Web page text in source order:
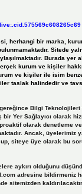
herhangi bir marka,
Sitede
Burada yer
kurum ve kişiler
ve kişiler ile isim
taslak halindedir ve
gereğince Bilgi
bir Yer Sağlayıcı olarak
olarak denetleme
Ancak, üyelerimiz
siteye üye olarak bu
aykırı olduğunu
adresine bildirmeniz
sitemizden kaldırılacaktır.